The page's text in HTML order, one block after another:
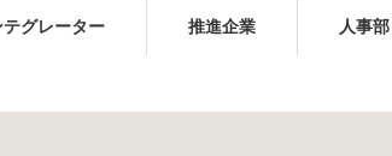
テグレーター 推進企業 人事部